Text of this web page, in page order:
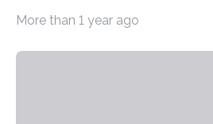
der Goethe-Universität Frankfurt.
More than 1 year ago